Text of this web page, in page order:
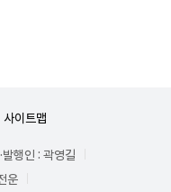
사이트맵
발행인 : 곽영길
운